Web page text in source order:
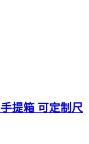
提箱 可定制尺